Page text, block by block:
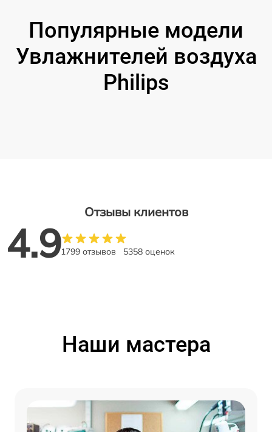
Популярные модели
Увлажнителей воздуха
Philips
Отзывы клиентов
4.91799 отзывов 5358 оценок
Наши мастера